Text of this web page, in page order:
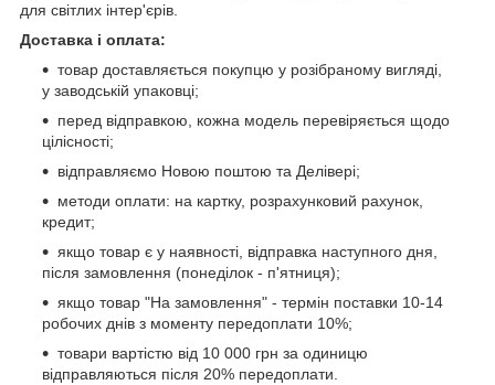
для світлих інтер'єрів.
Доставка і оплата:
товар доставляється покупцю у розібраному вигляді,
у заводській упаковці;
перед відправкою, кожна модель перевіряється щодо
цілісності;
відправляємо Новою поштою та Делівері;
методи оплати: на картку, розрахунковий рахунок,
кредит;
якщо товар є у наявності, відправка наступного дня,
після замовлення (понеділок - п'ятниця);
якщо товар "На замовлення" - термін поставки 10-14
робочих днів з моменту передоплати 10%;
товари вартістю від 10 000 грн за одиницю
відправляються після 20% передоплати.